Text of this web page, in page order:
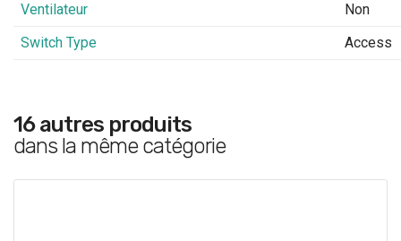
Ventilateur
Non
Switch Type
Access
16 autres produits
dans la même catégorie